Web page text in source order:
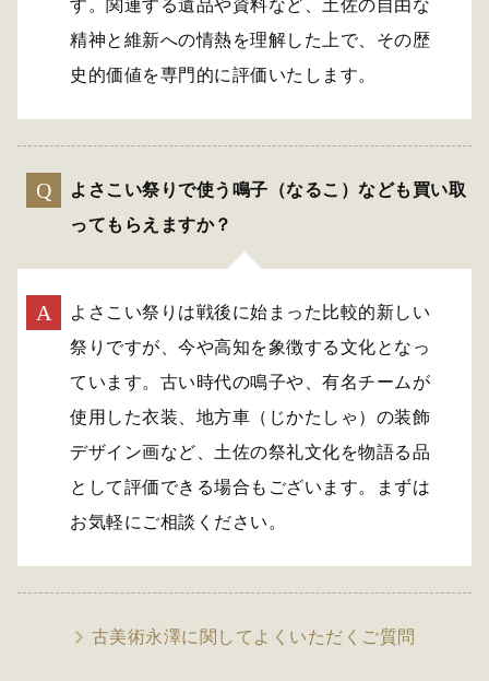
す。関連する遺品や資料など、土佐の自由な
精神と維新への情熱を理解した上で、その歴
史的価値を専門的に評価いたします。
よさこい祭りで使う鳴子（なるこ）なども買い取
ってもらえますか？
よさこい祭りは戦後に始まった比較的新しい
祭りですが、今や高知を象徴する文化となっ
ています。古い時代の鳴子や、有名チームが
使用した衣装、地方車（じかたしゃ）の装飾
デザイン画など、土佐の祭礼文化を物語る品
として評価できる場合もございます。まずは
お気軽にご相談ください。
古美術永澤に関してよくいただくご質問